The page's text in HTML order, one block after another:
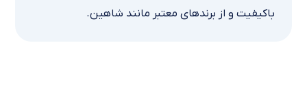
باکیفیت و از برندهای معتبر مانند شاهین.